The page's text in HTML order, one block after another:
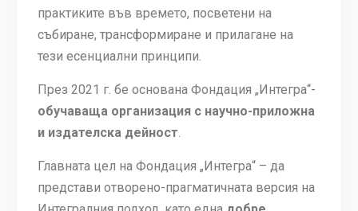
практиките във времето, посветени на
събиране, трансформиране и прилагане на
тези есенциални принципи.
През 2021 г. бе основана Фондация „Интегра“-
обучаваща организация с научно-приложна
и издателска дейност.
Главната цел на Фондация „Интегра“ – да
представи отворено-прагматичната версия на